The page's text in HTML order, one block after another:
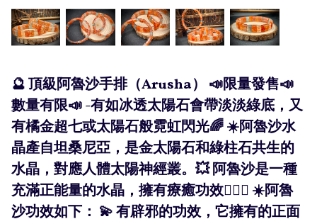
🔮 頂級阿魯沙手排（Arusha） 📣限量發售📣
數量有限📣 -有如冰透太陽石會帶淡淡綠底，又
有橘金超七或太陽石般霓虹閃光🌈 ☀️阿魯沙水
晶產自坦桑尼亞，是金太陽石和綠柱石共生的
水晶，對應人體太陽神經叢。💥 阿魯沙是一種
充滿正能量的水晶，擁有療癒功效💁🏻‍♀️ ☀️阿魯
沙功效如下： 💫 有辟邪的功效，它擁有的正面